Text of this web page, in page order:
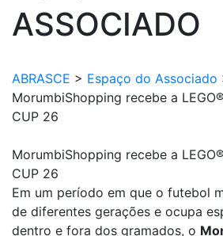
ASSOCIADO
ABRASCE > Espaço do Associado
MorumbiShopping recebe a
CUP 26
MorumbiShopping recebe a
CUP 26
Em um período em que o futebol
de diferentes gerações e ocupa
dentro e fora dos gramados, o